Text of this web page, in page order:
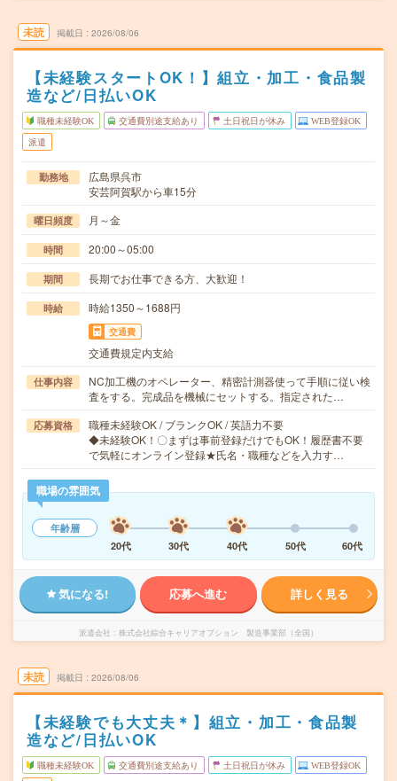
未読 掲載日 2026/08/06
【未経験スタートOK！】組立・加工・食品製
造など/日払いOK
職種未経験OK 交通費別途支給あり 土日祝日が休み WEB登録OK
派遣
勤務地
広島県呉市
安芸阿賀駅から車15分
曜日頻度 月～金
時間 20:00～05:00
期間 長期でお仕事できる方、大歓迎！
時給 時給1350～1688円
交通費
交通費規定内支給
仕事内容
NC加工機のオペレーター、精密計測器使って手順に従い検
査をする。完成品を機械にセットする。指定された…
応募資格
職種未経験OK / ブランクOK / 英語力不要
◆未経験OK！〇まずは事前登録だけでもOK！履歴書不要
で気軽にオンライン登録★氏名・職種などを入力す…
職場の雰囲気
年齢層
20代
30代 40代 50代 60代
気になる! 応募へ進む 詳しく見る
派遣会社 株式会社綜合キャリアオプション 製造事業部（全国）
未読 掲載日 2026/08/06
【未経験でも大丈夫＊】組立・加工・食品製
造など/日払いOK
職種未経験OK 交通費別途支給あり 土日祝日が休み WEB登録OK